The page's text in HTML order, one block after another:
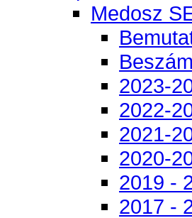
Medosz
2023-
2022-
2021-
2020-
2019 -
2017 -